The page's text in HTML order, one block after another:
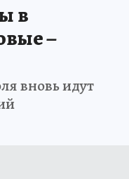
в
–
вновь идут